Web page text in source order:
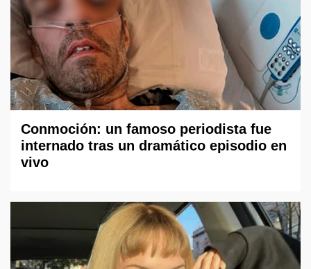
Conmoción: un famoso periodista fue
internado tras un dramático episodio en
vivo